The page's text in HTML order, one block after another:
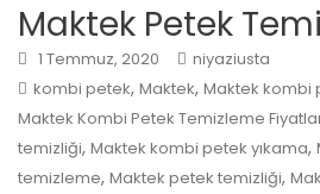
Maktek Petek
1 Temmuz, 2020
niyaziusta
kombi petek, Maktek, Maktek kombi
Maktek Kombi Petek Temizleme
temizliği, Maktek kombi petek yıkama,
temizleme, Maktek petek temizliği,